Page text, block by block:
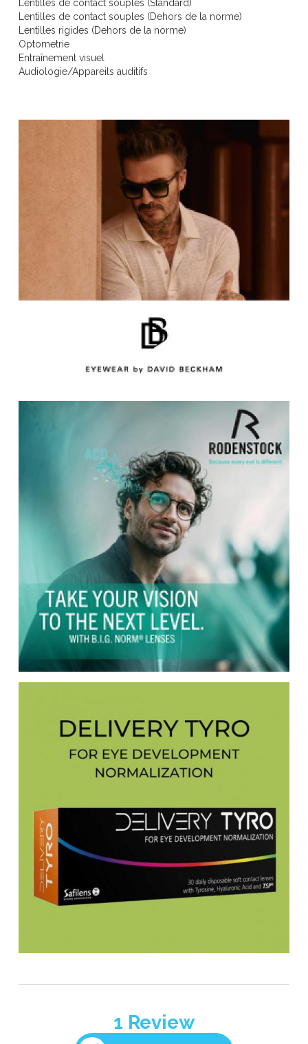
Bausch + Lomb ReNu
Bausch + Lomb ULTRA
CARTIER
CHANEL Eyewear
COOPER-VISION
Lentilles de contact souples (Standard)
Lentilles de contact souples (Dehors de la norme)
Lentilles rigides (Dehors de la norme)
Optometrie
Entraînement visuel
Audiologie/Appareils auditifs
1 Review